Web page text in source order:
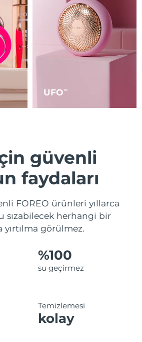
UFOTM
güvenli
faydaları
FOREO ürünleri yıllarca
sızabilecek herhangi bir
yırtılma görülmez.
%100
su geçirmez
Temizlemesi
kolay